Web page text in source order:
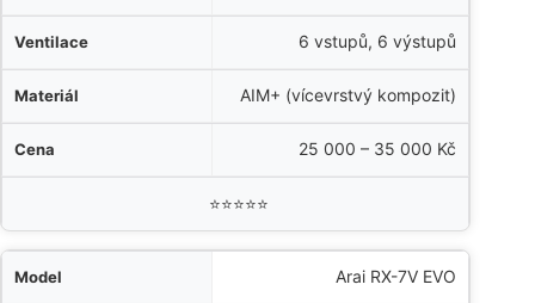
6 vstupů, 6 výstupů
AIM+ (vícevrstvý kompozit)
25 000 – 35 000 Kč
⭐⭐⭐⭐⭐
Arai RX-7V EVO